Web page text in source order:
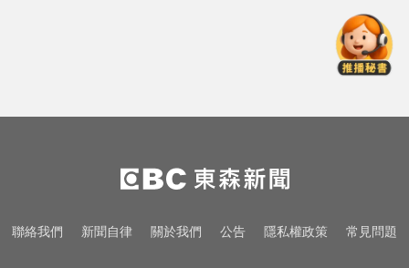
足協報公帳被抓包
姜厚任小24歲女友「3碩1博」造
假？ 台大回應了
五角大廈再公開UFO檔案 飛官阿富
聯絡我們 新聞自律 關於我們 公告 隱私權政策 常見問題